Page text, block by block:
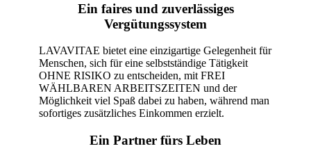
Ein faires und zuverlässiges
Vergütungssystem
LAVAVITAE bietet eine einzigartige Gelegenheit für
Menschen, sich für eine selbstständige Tätigkeit
OHNE RISIKO zu entscheiden, mit FREI
WÄHLBAREN ARBEITSZEITEN und der
Möglichkeit viel Spaß dabei zu haben, während man
sofortiges zusätzliches Einkommen erzielt.
Ein Partner fürs Leben